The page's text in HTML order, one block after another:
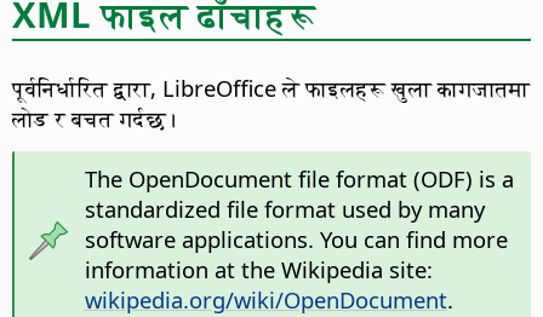
XML फाइल ढाँचाहरू
पूर्वनिर्धारित द्वारा, LibreOffice ले फाइलहरू खुला कागजातमा
लोड र बचत गर्दछ।
The OpenDocument file format (ODF) is a
standardized file format used by many
software applications. You can find more
information at the Wikipedia site:
wikipedia.org/wiki/OpenDocument.